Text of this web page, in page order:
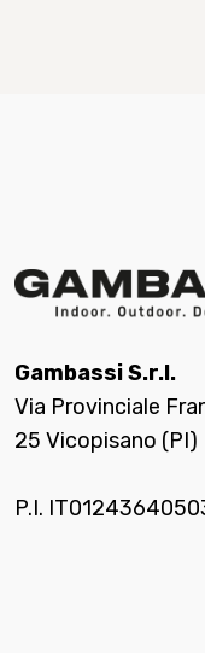
Gambassi S.r.l.
Via Provinciale
25 Vicopisano (PI)
P.I.